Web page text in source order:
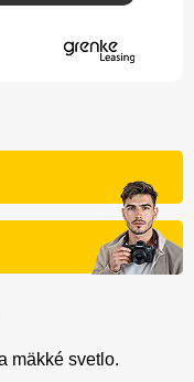
mäkké svetlo.